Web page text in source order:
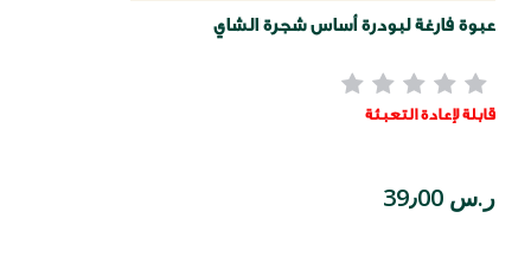
عبوة فارغة لبودرة أساس شجرة الشاي
قابلة لإعادة التعبئة
ر.س 39٫00